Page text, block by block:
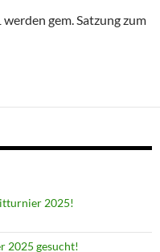
gem. Satzung zum
2025!
2025 gesucht!